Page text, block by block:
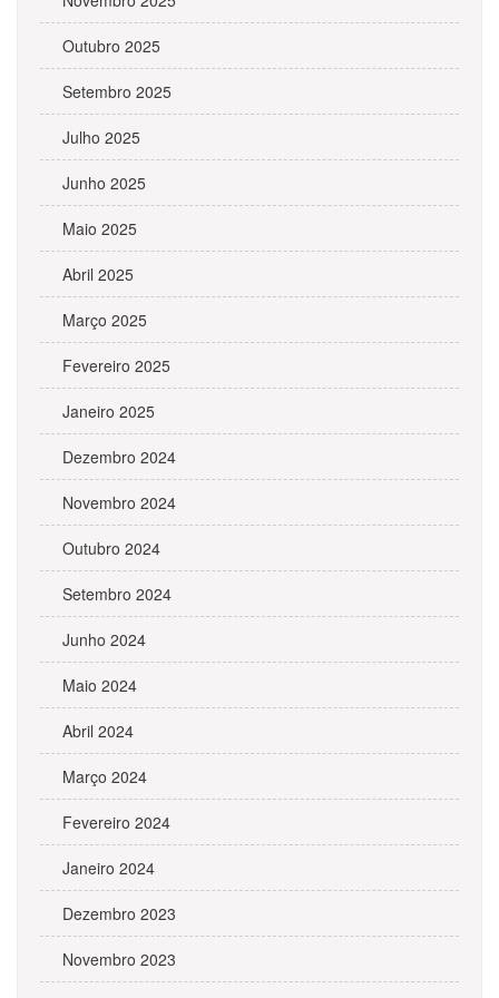
Outubro 2025
Setembro 2025
Julho 2025
Junho 2025
Maio 2025
Abril 2025
Março 2025
Fevereiro 2025
Janeiro 2025
Dezembro 2024
Novembro 2024
Outubro 2024
Setembro 2024
Junho 2024
Maio 2024
Abril 2024
Março 2024
Fevereiro 2024
Janeiro 2024
Dezembro 2023
Novembro 2023